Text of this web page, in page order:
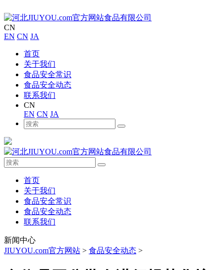
CN
EN CN JA
首页
关于我们
食品安全常识
食品安全动态
联系我们
CN
EN CN JA
首页
关于我们
食品安全常识
食品安全动态
联系我们
新闻中心
JIUYOU.com官方网站 > 食品安全动态 >